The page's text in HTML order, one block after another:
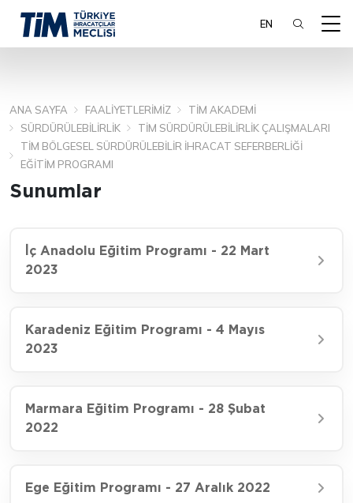
EN
ARA
ANA SAYFA FAALIYETLERIMIZ
TİM AKADEMI
SÜRDÜRÜLEBILIRLIK
TİM SÜRDÜRÜLEBILIRLIK ÇALIŞMALARI
TİM BÖLGESEL SÜRDÜRÜLEBILIR İHRACAT SEFERBERLIĞI
EĞITIM PROGRAMI
Sunumlar
İç Anadolu Eğitim Programı - 22 Mart
2023
Karadeniz Eğitim Programı - 4 Mayıs
2023
Marmara Eğitim Programı - 28 Şubat
2022
Ege Eğitim Programı - 27 Aralık 2022